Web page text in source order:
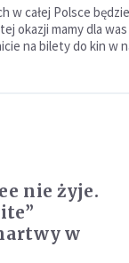
w całej Polsce
okazji mamy dla
na bilety do kin w
nie żyje.
w